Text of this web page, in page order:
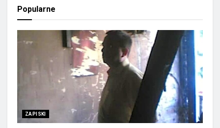
Popularne
ZAPISKI